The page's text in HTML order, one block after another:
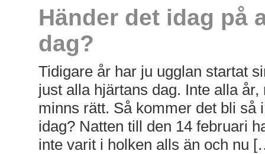
Händer det idag på
dag?
Tidigare år har ju ugglan startat
just alla hjärtans dag. Inte alla
minns rätt. Så kommer det bli så
idag? Natten till den 14 februari
inte varit i holken alls än och nu